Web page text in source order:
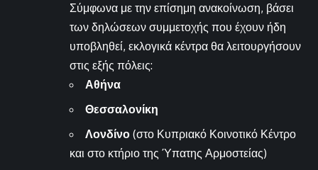
Σύμφωνα με την επίσημη ανακοίνωση, βάσει
των δηλώσεων συμμετοχής που έχουν ήδη
υποβληθεί, εκλογικά κέντρα θα λειτουργήσουν
στις εξής πόλεις:
Αθήνα
Θεσσαλονίκη
Λονδίνο (στο Κυπριακό Κοινοτικό Κέντρο
και στο κτήριο της Ύπατης Αρμοστείας)